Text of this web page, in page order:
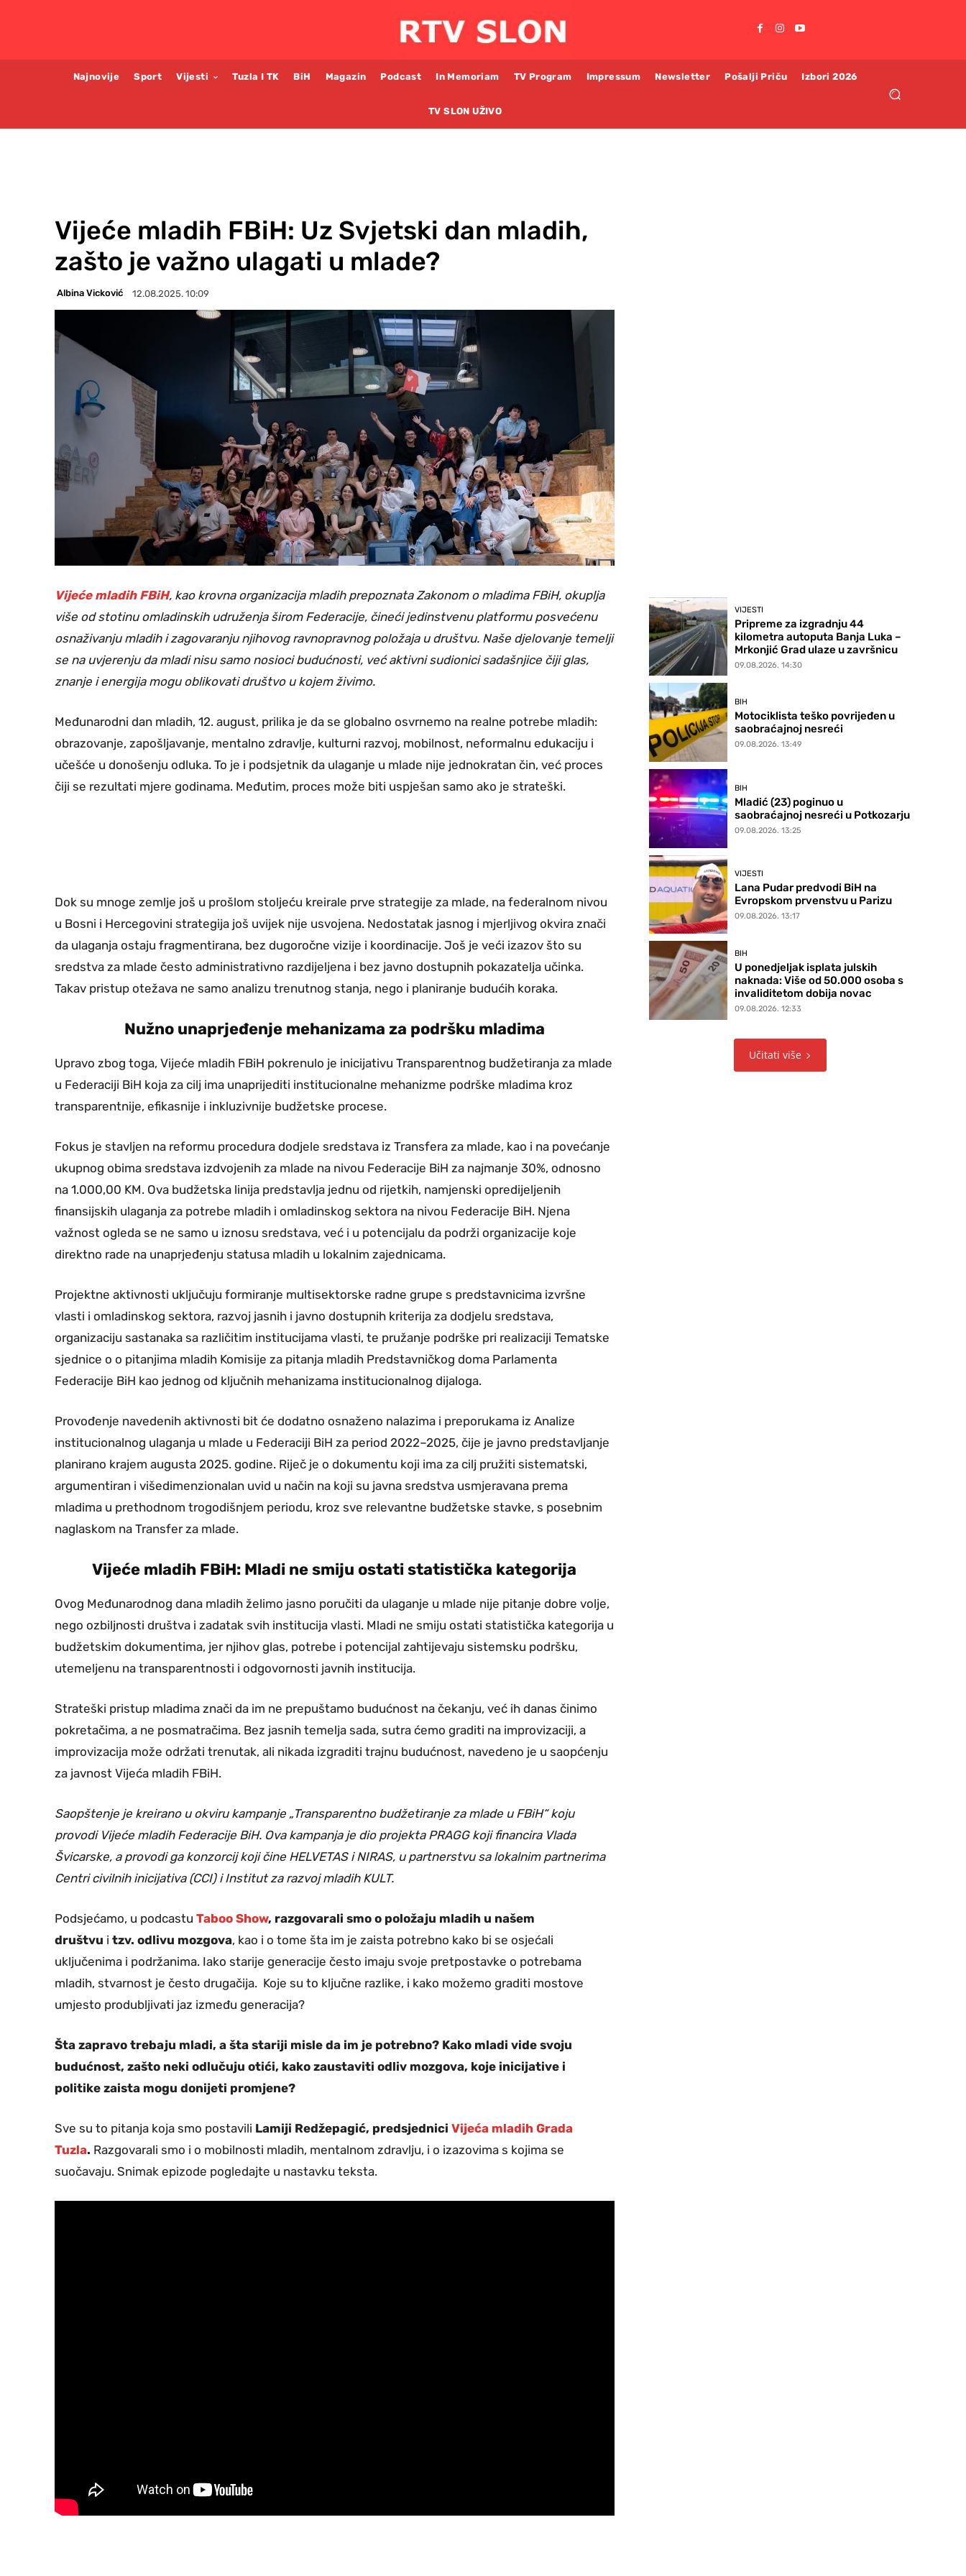
Najnovije Sport Vijesti Tuzla I TK BiH Magazin Podcast In Memoriam TV Program Impressum Newsletter Pošalji Priču Izbori 2026
TV SLON UŽIVO
Vijeće mladih FBiH: Uz Svjetski dan mladih,
zašto je važno ulagati u mlade?
Albina Vicković 12.08.2025. 10:09
Vijeće mladih FBiH, kao krovna organizacija mladih prepoznata Zakonom o mladima FBiH, okuplja
više od stotinu omladinskih udruženja širom Federacije, čineći jedinstvenu platformu posvećenu
osnaživanju mladih i zagovaranju njihovog ravnopravnog položaja u društvu. Naše djelovanje temelji
se na uvjerenju da mladi nisu samo nosioci budućnosti, već aktivni sudionici sadašnjice čiji glas,
znanje i energija mogu oblikovati društvo u kojem živimo.
Međunarodni dan mladih, 12. august, prilika je da se globalno osvrnemo na realne potrebe mladih:
obrazovanje, zapošljavanje, mentalno zdravlje, kulturni razvoj, mobilnost, neformalnu edukaciju i
učešće u donošenju odluka. To je i podsjetnik da ulaganje u mlade nije jednokratan čin, već proces
čiji se rezultati mjere godinama. Međutim, proces može biti uspješan samo ako je strateški.
Dok su mnoge zemlje još u prošlom stoljeću kreirale prve strategije za mlade, na federalnom nivou
u Bosni i Hercegovini strategija još uvijek nije usvojena. Nedostatak jasnog i mjerljivog okvira znači
da ulaganja ostaju fragmentirana, bez dugoročne vizije i koordinacije. Još je veći izazov što su
sredstva za mlade često administrativno razdijeljena i bez javno dostupnih pokazatelja učinka.
Takav pristup otežava ne samo analizu trenutnog stanja, nego i planiranje budućih koraka.
Nužno unaprjeđenje mehanizama za podršku mladima
Upravo zbog toga, Vijeće mladih FBiH pokrenulo je inicijativu Transparentnog budžetiranja za mlade
u Federaciji BiH koja za cilj ima unaprijediti institucionalne mehanizme podrške mladima kroz
transparentnije, efikasnije i inkluzivnije budžetske procese.
Fokus je stavljen na reformu procedura dodjele sredstava iz Transfera za mlade, kao i na povećanje
ukupnog obima sredstava izdvojenih za mlade na nivou Federacije BiH za najmanje 30%, odnosno
na 1.000,00 KM. Ova budžetska linija predstavlja jednu od rijetkih, namjenski opredijeljenih
finansijskih ulaganja za potrebe mladih i omladinskog sektora na nivou Federacije BiH. Njena
važnost ogleda se ne samo u iznosu sredstava, već i u potencijalu da podrži organizacije koje
direktno rade na unaprjeđenju statusa mladih u lokalnim zajednicama.
Projektne aktivnosti uključuju formiranje multisektorske radne grupe s predstavnicima izvršne
vlasti i omladinskog sektora, razvoj jasnih i javno dostupnih kriterija za dodjelu sredstava,
organizaciju sastanaka sa različitim institucijama vlasti, te pružanje podrške pri realizaciji Tematske
sjednice o o pitanjima mladih Komisije za pitanja mladih Predstavničkog doma Parlamenta
Federacije BiH kao jednog od ključnih mehanizama institucionalnog dijaloga.
Provođenje navedenih aktivnosti bit će dodatno osnaženo nalazima i preporukama iz Analize
institucionalnog ulaganja u mlade u Federaciji BiH za period 2022–2025, čije je javno predstavljanje
planirano krajem augusta 2025. godine. Riječ je o dokumentu koji ima za cilj pružiti sistematski,
argumentiran i višedimenzionalan uvid u način na koji su javna sredstva usmjeravana prema
mladima u prethodnom trogodišnjem periodu, kroz sve relevantne budžetske stavke, s posebnim
naglaskom na Transfer za mlade.
Vijeće mladih FBiH: Mladi ne smiju ostati statistička kategorija
Ovog Međunarodnog dana mladih želimo jasno poručiti da ulaganje u mlade nije pitanje dobre volje,
nego ozbiljnosti društva i zadatak svih institucija vlasti. Mladi ne smiju ostati statistička kategorija u
budžetskim dokumentima, jer njihov glas, potrebe i potencijal zahtijevaju sistemsku podršku,
utemeljenu na transparentnosti i odgovornosti javnih institucija.
Strateški pristup mladima znači da im ne prepuštamo budućnost na čekanju, već ih danas činimo
pokretačima, a ne posmatračima. Bez jasnih temelja sada, sutra ćemo graditi na improvizaciji, a
improvizacija može održati trenutak, ali nikada izgraditi trajnu budućnost, navedeno je u saopćenju
za javnost Vijeća mladih FBiH.
Saopštenje je kreirano u okviru kampanje „Transparentno budžetiranje za mlade u FBiH“ koju
provodi Vijeće mladih Federacije BiH. Ova kampanja je dio projekta PRAGG koji financira Vlada
Švicarske, a provodi ga konzorcij koji čine HELVETAS i NIRAS, u partnerstvu sa lokalnim partnerima
Centri civilnih inicijativa (CCI) i Institut za razvoj mladih KULT.
Podsjećamo, u podcastu Taboo Show, razgovarali smo o položaju mladih u našem
društvu i tzv. odlivu mozgova, kao i o tome šta im je zaista potrebno kako bi se osjećali
uključenima i podržanima. Iako starije generacije često imaju svoje pretpostavke o potrebama
mladih, stvarnost je često drugačija. Koje su to ključne razlike, i kako možemo graditi mostove
umjesto produbljivati jaz između generacija?
Šta zapravo trebaju mladi, a šta stariji misle da im je potrebno? Kako mladi vide svoju
budućnost, zašto neki odlučuju otići, kako zaustaviti odliv mozgova, koje inicijative i
politike zaista mogu donijeti promjene?
Sve su to pitanja koja smo postavili Lamiji Redžepagić, predsjednici Vijeća mladih Grada
Tuzla. Razgovarali smo i o mobilnosti mladih, mentalnom zdravlju, i o izazovima s kojima se
suočavaju. Snimak epizode pogledajte u nastavku teksta.
VIJESTI
Pripreme za izgradnju 44
kilometra autoputa Banja Luka –
Mrkonjić Grad ulaze u završnicu
09.08.2026. 14:30
BIH
Motociklista teško povrijeđen u
saobraćajnoj nesreći
09.08.2026. 13:49
BIH
Mladić (23) poginuo u
saobraćajnoj nesreći u Potkozarju
09.08.2026. 13:25
VIJESTI
Lana Pudar predvodi BiH na
Evropskom prvenstvu u Parizu
09.08.2026. 13:17
BIH
U ponedjeljak isplata julskih
naknada: Više od 50.000 osoba s
invaliditetom dobija novac
09.08.2026. 12:33
Učitati više